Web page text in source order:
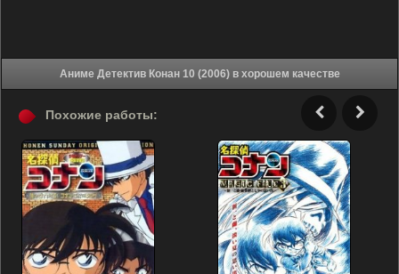
Аниме Детектив Конан 10 (2006) в хорошем качестве
Похожие работы: